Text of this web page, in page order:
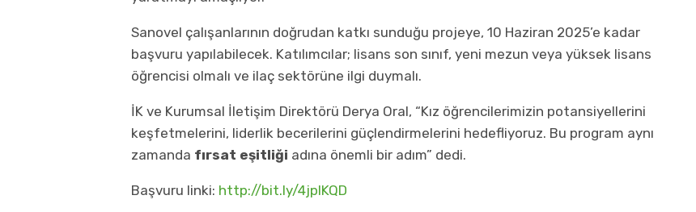
Sanovel çalışanlarının doğrudan katkı sunduğu projeye, 10 Haziran 2025’e kadar
başvuru yapılabilecek. Katılımcılar; lisans son sınıf, yeni mezun veya yüksek lisans
öğrencisi olmalı ve ilaç sektörüne ilgi duymalı.
İK ve Kurumsal İletişim Direktörü Derya Oral, “Kız öğrencilerimizin potansiyellerini
keşfetmelerini, liderlik becerilerini güçlendirmelerini hedefliyoruz. Bu program aynı
zamanda fırsat eşitliği adına önemli bir adım” dedi.
Başvuru linki: http://bit.ly/4jpIKQD